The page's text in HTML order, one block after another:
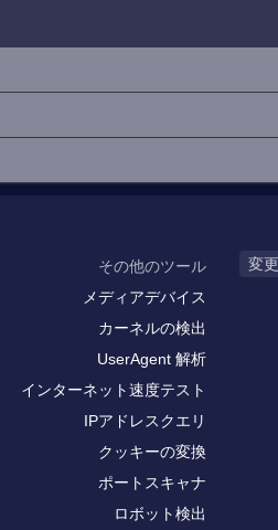
その他のツール
メディアデバイス
カーネルの検出
UserAgent 解析
インターネット速度テスト
IPアドレスクエリ
クッキーの変換
ポートスキャナ
ロボット検出
変